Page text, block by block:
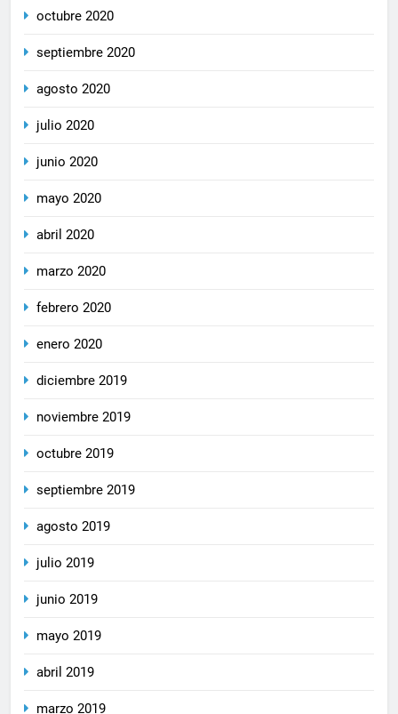
octubre 2020
septiembre 2020
agosto 2020
julio 2020
junio 2020
mayo 2020
abril 2020
marzo 2020
febrero 2020
enero 2020
diciembre 2019
noviembre 2019
octubre 2019
septiembre 2019
agosto 2019
julio 2019
junio 2019
mayo 2019
abril 2019
marzo 2019